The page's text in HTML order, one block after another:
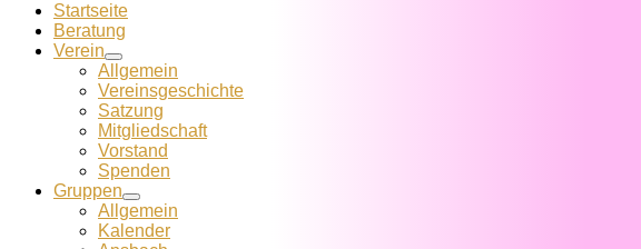
Startseite
Beratung
Verein
Allgemein
Vereins­geschichte
Satzung
Mitglied­schaft
Vorstand
Spenden
Gruppen
Allgemein
Kalender